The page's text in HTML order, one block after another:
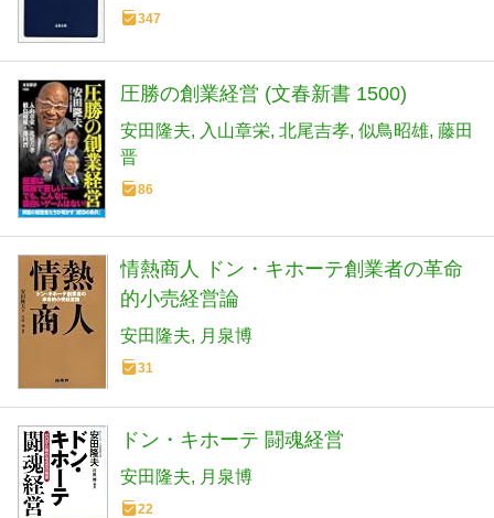
347
圧勝の創業経営 (文春新書 1500)
安田隆夫 入山章栄 北尾吉孝 似鳥昭雄 藤田
晋
86
情熱商人 ドン・キホーテ創業者の革命
的小売経営論
安田隆夫 月泉博
31
ドン・キホーテ 闘魂経営
安田隆夫 月泉博
22